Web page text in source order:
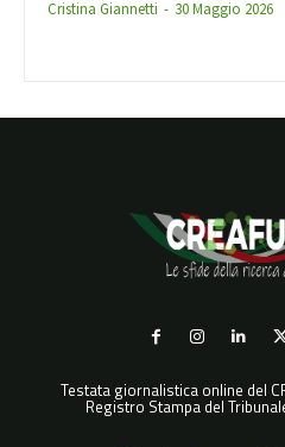
Cristina Giannetti - 30 Maggio 2026
Testata giornalistica online del
Registro Stampa del